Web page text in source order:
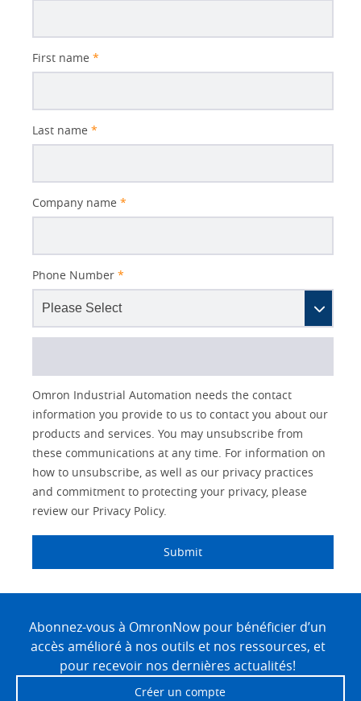
First name *
Last name *
Company name *
Phone Number *
Status
Solutions Interest
IO Link
Panel Building
Quality Control
Safety Solutions
Technical Support
Training
Lead
Source
Detail
Opt-in
Marketing
No
Yes
I
am
an
Job
Title
Job
Role
Industry
Product Family
Interest
Automation
Identification
and Vision
Motion and
Omron Industrial Automation needs the contact
information you provide to us to contact you about our
products and services. You may unsubscribe from
these communications at any time. For information on
how to unsubscribe, as well as our privacy practices
and commitment to protecting your privacy, please
review our Privacy Policy.
Submit
FooterAbonnez-vous à OmronNow pour bénéficier d’un
accès amélioré à nos outils et nos ressources, et
pour recevoir nos dernières actualités!
Créer un compte